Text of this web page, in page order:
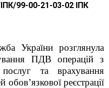
99-00-21-03-02 ІПК
України розглянула
ПДВ операцій з
послуг та врахування
реєстрації